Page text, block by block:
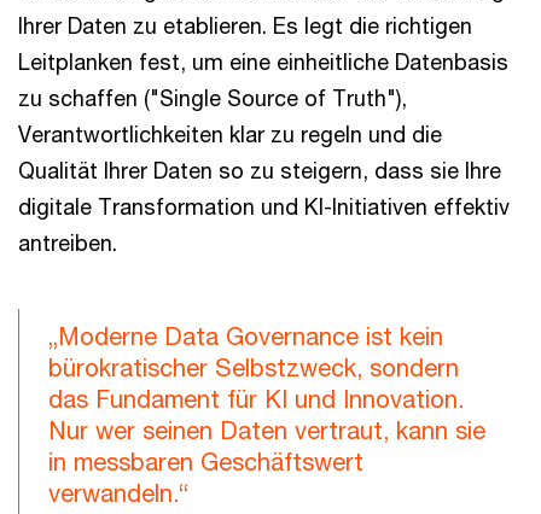
Ihrer Daten zu etablieren. Es legt die richtigen
Leitplanken fest, um eine einheitliche Datenbasis
zu schaffen ("Single Source of Truth"),
Verantwortlichkeiten klar zu regeln und die
Qualität Ihrer Daten so zu steigern, dass sie Ihre
digitale Transformation und KI-Initiativen effektiv
antreiben.
„Moderne Data Governance ist kein
bürokratischer Selbstzweck, sondern
das Fundament für KI und Innovation.
Nur wer seinen Daten vertraut, kann sie
in messbaren Geschäftswert
verwandeln.“